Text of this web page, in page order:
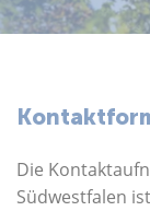
Studierende
Karriere
Die
Südwestfalen